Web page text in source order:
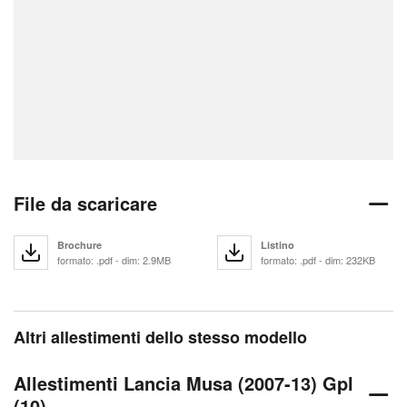
File da scaricare
Brochure
formato: .pdf - dim: 2.9MB
Listino
formato: .pdf - dim: 232KB
Altri allestimenti dello stesso modello
Allestimenti Lancia Musa (2007-13) Gpl